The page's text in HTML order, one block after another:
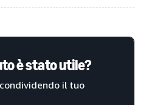
è stato utile?
il tuo